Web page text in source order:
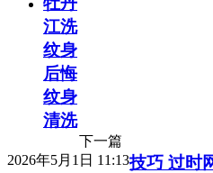
下一篇
2026年5月1日 11:13
江洗
纹身
后悔
纹身
清洗
技巧 过时